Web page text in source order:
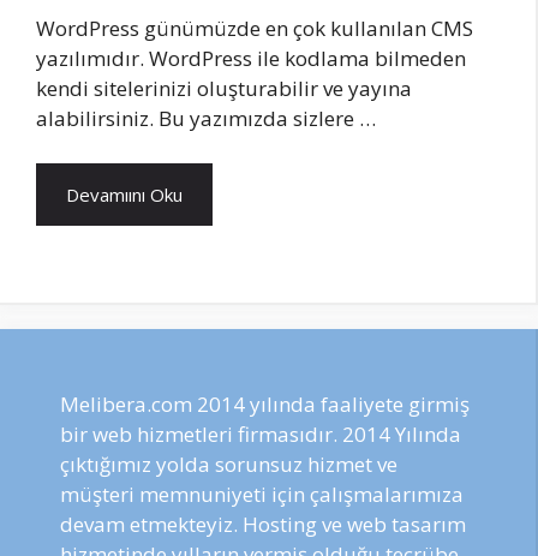
WordPress günümüzde en çok kullanılan CMS
yazılımıdır. WordPress ile kodlama bilmeden
kendi sitelerinizi oluşturabilir ve yayına
alabilirsiniz. Bu yazımızda sizlere …
Devamıını Oku
Melibera.com 2014 yılında faaliyete girmiş
bir web hizmetleri firmasıdır. 2014 Yılında
çıktığımız yolda sorunsuz hizmet ve
müşteri memnuniyeti için çalışmalarımıza
devam etmekteyiz. Hosting ve web tasarım